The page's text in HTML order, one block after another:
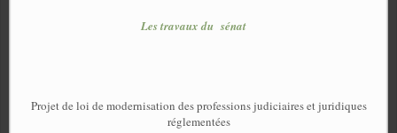
Les travaux du sénat
Projet de loi de modernisation des professions judiciaires et juridiques
réglementées